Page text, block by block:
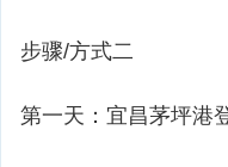
步骤/方式二
第一天：宜昌茅坪港